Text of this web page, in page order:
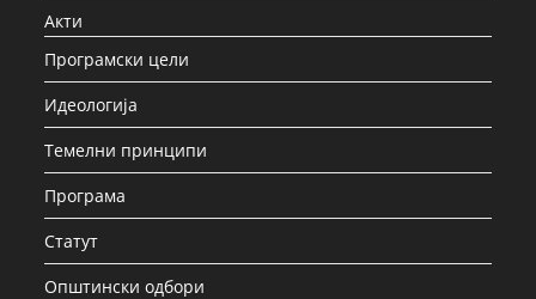
Акти
Програмски цели
Идеологија
Темелни принципи
Програма
Статут
Општински одбори